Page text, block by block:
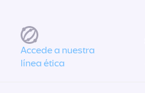
Accede a nuestra
línea ética